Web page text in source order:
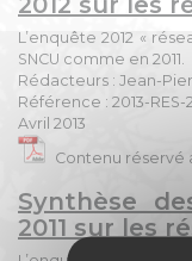
L’enquête 2012 «
SNCU comme en 2011.
Rédacteurs : Jean-
Référence : 2013-RES-
Avril 2013
Contenu réservé
Synthèse
2011 sur les